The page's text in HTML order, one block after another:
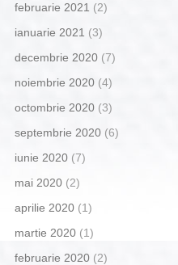
februarie 2021 (2)
ianuarie 2021 (3)
decembrie 2020(7)
noiembrie 2020(4)
octombrie 2020(3)
septembrie 2020(6)
iunie 2020(7)
mai 2020(2)
aprilie 2020(1)
martie 2020(1)
februarie 2020(2)